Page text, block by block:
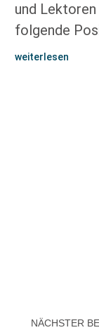
und
folgende
weiterlesen
NÄCHSTER